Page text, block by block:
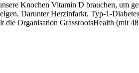
Knochen Vitamin D brauchen, um
Darunter Herzinfarkt, Typ-1-
Organisation GrassrootsHealth (mit